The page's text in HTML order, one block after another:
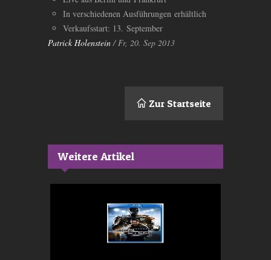
In verschiedenen Ausführungen erhältlich
Verkaufsstart: 13. September
Patrick Holenstein / Fr, 20. Sep 2013
Zur Startseite
Weitere Artikel